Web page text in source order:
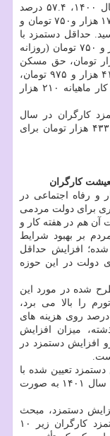
دستمزد کارگران در سال ۱۴۰۱ نسبت به سال ۱۴۰۰، ۵۷.۴ درصد
افزایش پیدا کرد، دستمزد به چهار میلیون و ۱۷۹ هزار و۷۵۰ تومان و
هزار تومان رسید. حداقل دستمزد با
مبنای ۳۰ روز ماهیانه چهار میلیون و ۱۷۹ هزار و ۷۵۰ تومان (روزانه
و ۳۲۵ تومان)، بن کارگری ۸۵۰ هزار تومان، حق مسکن
۶۵۰ هزار تومان، حق اولاد برای هر فرزند ۴۱۷ هزار و ۹۷۵ تومان،
پایه سنوات به شرط داشتن یک سال سابقه کار ماهیانه ۲۱۰ هزار
کارگران در سال
آینده با افزایش ۵۷.۴ درصدی به ۶ میلیون و ۴۳۳ هزار تومان برای
کارگران
و رفاه اجتماعی در
برای دولت مردمی
آن هم در هفته کار و
بر بهبود شرایط
افزایش حداقل
دولت در این حوزه
شده در مورد این
تورم را بالا می برد،
تصریح کرد که دستمزد کارگران کمتر از ۱۰ درصد روی هزینه های
میزان افزایش
افزایش دستمزد در
تعیین شده با
تورم همخوانی نداشته است، افزایش دستمزد سال ۱۴۰۱ به صورت
دستمزد، مبحث
ریزش کارگر را نخواهیم داشت، چونکه دستمزد کارگران زیر ۱۰